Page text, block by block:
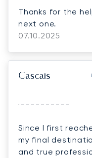
Thanks for the
next one.
07.10.2025
Cascais
Since I first
my final
and true professionals ! Called